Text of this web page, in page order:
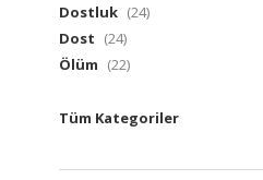
Dostluk (24)
Dost (24)
Ölüm (22)
Tüm Kategoriler